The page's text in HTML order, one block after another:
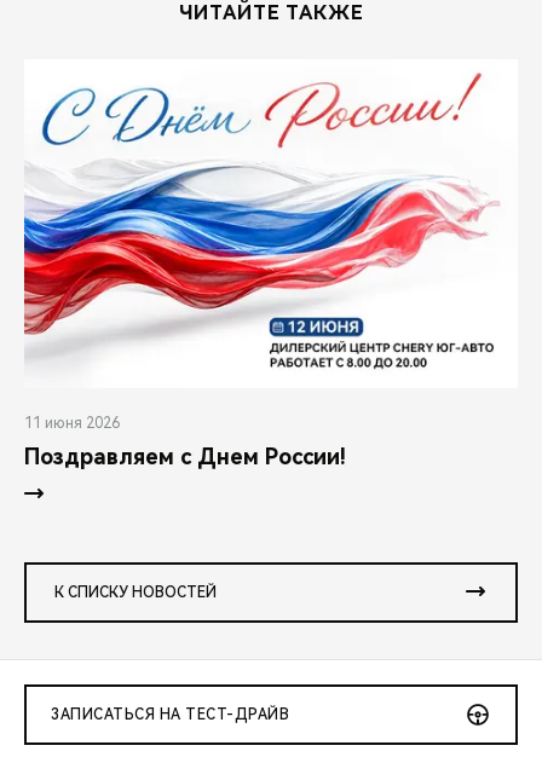
ЧИТАЙТЕ ТАКЖЕ
11 июня 2026
Поздравляем с Днем России!
К СПИСКУ НОВОСТЕЙ
ЗАПИСАТЬСЯ НА ТЕСТ-ДРАЙВ